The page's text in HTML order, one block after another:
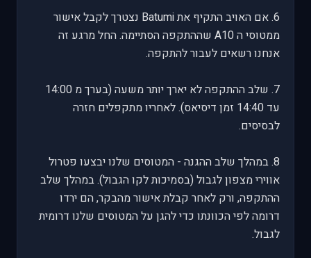
6. אם האויב התקיף את Batumi נצטרך לקבל אישור
ממטוסי ה A10 שההתקפה הסתיימה. החל מרגע זה
אנחנו רשאים לעבור להתקפה.
7. שלב ההתקפה לא יארך יותר משעה (בערך מ 14:00
עד 14:40 זמן דיסיאס). לאחריו מתקפלים חזרה
לבסיסים.
8. במהלך שלב ההגנה - המטוסים שלנו יבצעו פטרול
אווירי מצפון לגבול (בסמיכות לקו הגבול). במהלך שלב
ההתקפה, ורק לאחר קבלת אישור מהבקר, הם ירדו
דרומה לפי הכוונתו כדי להגן על המטוסים שלנו דרומית
לגבול.